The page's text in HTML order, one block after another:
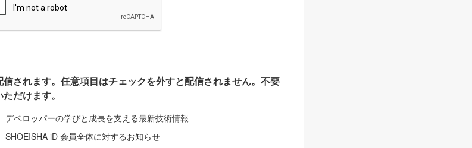
されます。任意項目はチェックを外すと配信されません。不要
だけます。
デベロッパーの学びと成長を支える最新技術情報
SHOEISHA iD 会員全体に対するお知らせ